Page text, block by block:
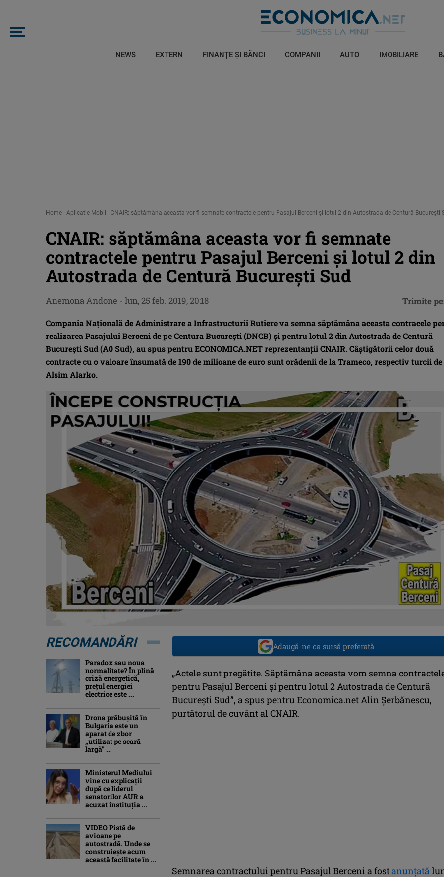
NEWS EXTERN FINANŢE ŞI BĂNCI COMPANII AUTO IMOBILIARE
Home - Aplicatie Mobil - CNAIR: săptămâna aceasta vor fi semnate contractele pentru Pasajul Berceni şi lotul 2 din Autostrada de Centură Bucureşti
CNAIR: săptămâna aceasta vor fi semnate
contractele pentru Pasajul Berceni şi lotul 2 din
Autostrada de Centură Bucureşti Sud
Compania Naţională de Administrare a Infrastructurii Rutiere va semna săptămâna aceasta contracele
realizarea Pasajului Berceni de pe Centura Bucureşti (DNCB) şi pentru lotul 2 din Autostrada de Centură
Bucureşti Sud (A0 Sud), au spus pentru ECONOMICA.NET reprezentanţii CNAIR. Câştigătorii celor două
contracte cu o valoare însumată de 190 de milioane de euro sunt orădenii de la Trameco, respectiv turcii de
Alsim Alarko.
Anemona Andone - lun, 25 feb. 2019, 20:18 Trimite
Adaugă-ne ca sursă preferată
„Actele sunt pregătite. Săptămâna aceasta vom semna
pentru Pasajul Berceni şi pentru lotul 2 Autostrada de Centură
Bucureşti Sud”, a spus pentru Economica.net Alin Şerbănescu,
purtătorul de cuvânt al CNAIR.
Semnarea contractului pentru Pasajul Berceni a fostanunţată
RECOMANDĂRI
Paradox sau noua
normalitate? În plină
criză energetică,
prețul energiei
electrice este ...
Drona prăbuşită în
Bulgaria este un
aparat de zbor
„utilizat pe scară
largă” ...
Ministerul Mediului
vine cu explicații
după ce liderul
senatorilor AUR a
acuzat instituția ...
VIDEO Pistă de
avioane pe
autostradă. Unde se
construiește acum
această facilitate în ...